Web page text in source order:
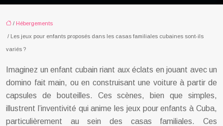
/ Hébergements
/ Les jeux pour enfants proposés dans les casas familiales cubaines sont-ils
variés ?
Imaginez un enfant cubain riant aux éclats en jouant avec un
domino fait main, ou en construisant une voiture à partir de
capsules de bouteilles. Ces scènes, bien que simples,
illustrent l’inventivité qui anime les jeux pour enfants à Cuba,
particulièrement au sein des casas familiales. Ces